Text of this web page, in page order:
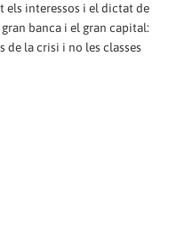
els interessos i el dictat de
banca i el gran capital:
de la crisi i no les classes